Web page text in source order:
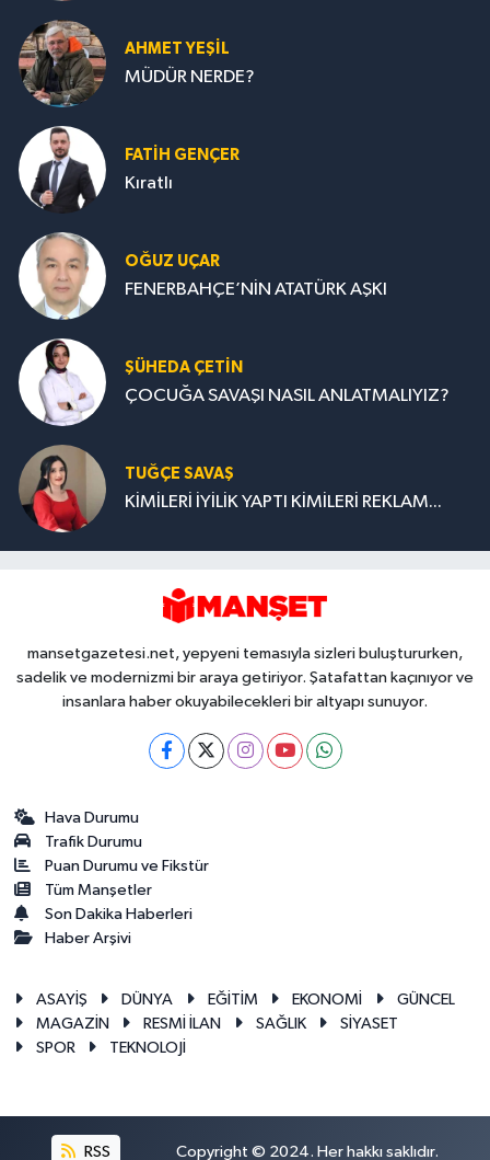
AHMET YEŞİL
MÜDÜR NERDE?
FATIH GENÇER
Kıratlı
OĞUZ UÇAR
FENERBAHÇE’NİN ATATÜRK AŞKI
ŞÜHEDA ÇETİN
ÇOCUĞA SAVAŞI NASIL ANLATMALIYIZ?
TUĞÇE SAVAŞ
KİMİLERİ İYİLİK YAPTI KİMİLERİ REKLAM...
mansetgazetesi.net, yepyeni temasıyla sizleri buluştururken,
sadelik ve modernizmi bir araya getiriyor. Şatafattan kaçınıyor ve
insanlara haber okuyabilecekleri bir altyapı sunuyor.
Hava Durumu
Trafik Durumu
Puan Durumu ve Fikstür
Tüm Manşetler
Son Dakika Haberleri
Haber Arşivi
ASAYİŞ DÜNYA EĞİTİM EKONOMİ
GÜNCEL
MAGAZİN
RESMİ İLAN SAĞLIK
SİYASET
SPOR
TEKNOLOJİ
RSS Copyright © 2024. Her hakkı saklıdır.